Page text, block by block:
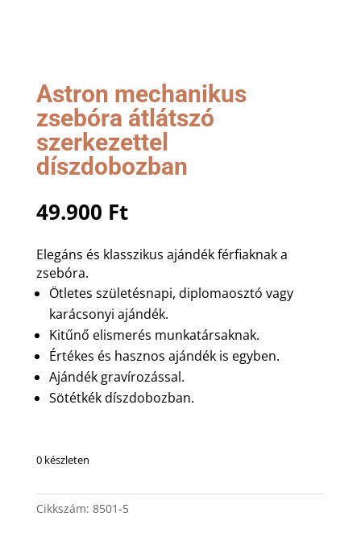
Astron mechanikus
zsebóra átlátszó
szerkezettel
díszdobozban
49.900 Ft
Elegáns és klasszikus ajándék férfiaknak a
zsebóra.
Ötletes születésnapi, diplomaosztó vagy
karácsonyi ajándék.
Kitűnő elismerés munkatársaknak.
Értékes és hasznos ajándék is egyben.
Ajándék gravírozással.
Sötétkék díszdobozban.
0 készleten
Cikkszám: 8501-5